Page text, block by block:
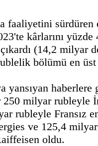
faaliyetini sürdüren
kârlarını
(14,2 milyar
bölümü en üst
yansıyan haberlere
250 milyar rubleyle
rubleyle Fransız
ve 125,4
oldu.